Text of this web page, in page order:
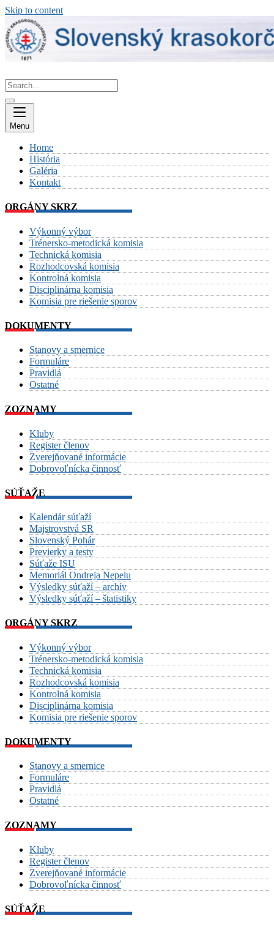
Skip to content
Menu
Home
História
Galéria
Kontakt
ORGÁNY SKRZ
Výkonný výbor
Trénersko-metodická komisia
Technická komisia
Rozhodcovská komisia
Kontrolná komisia
Disciplinárna komisia
Komisia pre riešenie sporov
DOKUMENTY
Stanovy a smernice
Formuláre
Pravidlá
Ostatné
ZOZNAMY
Kluby
Register členov
Zverejňované informácie
Dobrovoľnícka činnosť
SÚŤAŽE
Kalendár súťaží
Majstrovstvá SR
Slovenský Pohár
Previerky a testy
Súťaže ISU
Memoriál Ondreja Nepelu
Výsledky súťaží – archív
Výsledky súťaží – štatistiky
ORGÁNY SKRZ
Výkonný výbor
Trénersko-metodická komisia
Technická komisia
Rozhodcovská komisia
Kontrolná komisia
Disciplinárna komisia
Komisia pre riešenie sporov
DOKUMENTY
Stanovy a smernice
Formuláre
Pravidlá
Ostatné
ZOZNAMY
Kluby
Register členov
Zverejňované informácie
Dobrovoľnícka činnosť
SÚŤAŽE